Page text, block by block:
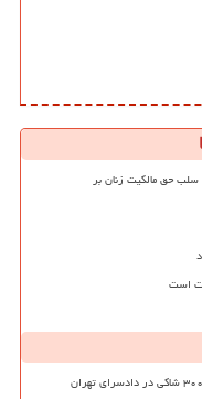
سلب حق مالکیت زنان بر
است